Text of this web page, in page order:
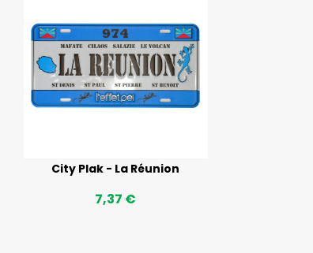
City Plak - La Réunion
7,37 €